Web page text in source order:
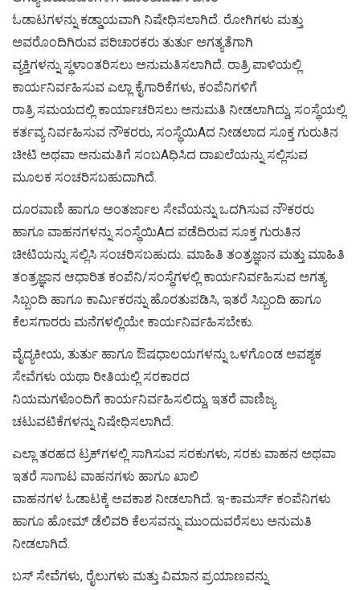
ಓಡಾಟಗಳನ್ನು ಕಡ್ಡಾಯವಾಗಿ ನಿಷೇಧಿಸಲಾಗಿದೆ. ರೋಗಿಗಳು ಮತ್ತು
ಅವರೊಂದಿಗಿರುವ ಪರಿಚಾರಕರು ತುರ್ತು ಅಗತ್ಯತೆಗಾಗಿ
ವ್ಯಕ್ತಿಗಳನ್ನು ಸ್ಥಳಾಂತರಿಸಲು ಅನುಮತಿಸಲಾಗಿದೆ. ರಾತ್ರಿ ಪಾಳಿಯಲ್ಲಿ
ಕಾರ್ಯನಿರ್ವಹಿಸುವ ಎಲ್ಲಾ ಕೈಗಾರಿಕೆಗಳು, ಕಂಪೆನಿಗಳಿಗೆ
ರಾತ್ರಿ ಸಮಯದಲ್ಲಿ ಕಾರ್ಯಾಚರಿಸಲು ಅನುಮತಿ ನೀಡಲಾಗಿದ್ದು, ಸಂಸ್ಥೆಯಲ್ಲಿ
ಕರ್ತವ್ಯ ನಿರ್ವಹಿಸುವ ನೌಕರರು, ಸಂಸ್ಥೆಯಿAದ ನೀಡಲಾದ ಸೂಕ್ತ ಗುರುತಿನ
ಚೀಟಿ ಅಥವಾ ಅನುಮತಿಗೆ ಸಂಬAಧಿಸಿದ ದಾಖಲೆಯನ್ನು ಸಲ್ಲಿಸುವ
ಮೂಲಕ ಸಂಚರಿಸಬಹುದಾಗಿದೆ.
ದೂರವಾಣಿ ಹಾಗೂ ಅಂತರ್ಜಾಲ ಸೇವೆಯನ್ನು ಒದಗಿಸುವ ನೌಕರರು
ಹಾಗೂ ವಾಹನಗಳನ್ನು ಸಂಸ್ಥೆಯಿAದ ಪಡೆದಿರುವ ಸೂಕ್ತ ಗುರುತಿನ
ಚೀಟಿಯನ್ನು ಸಲ್ಲಿಸಿ ಸಂಚರಿಸಬಹುದು. ಮಾಹಿತಿ ತಂತ್ರಜ್ಞಾನ ಮತ್ತು ಮಾಹಿತಿ
ತಂತ್ರಜ್ಞಾನ ಆಧಾರಿತ ಕಂಪೆನಿ/ಸಂಸ್ಥೆಗಳಲ್ಲಿ ಕಾರ್ಯನಿರ್ವಹಿಸುವ ಅಗತ್ಯ
ಸಿಬ್ಬಂದಿ ಹಾಗೂ ಕಾರ್ಮಿಕರನ್ನು ಹೊರತುಪಡಿಸಿ, ಇತರೆ ಸಿಬ್ಬಂದಿ ಹಾಗೂ
ಕೆಲಸಗಾರರು ಮನೆಗಳಲ್ಲಿಯೇ ಕಾರ್ಯನಿರ್ವಹಿಸಬೇಕು.
ವೈದ್ಯಕೀಯ, ತುರ್ತು ಹಾಗೂ ಔಷಧಾಲಯಗಳನ್ನು ಒಳಗೊಂಡ ಅವಶ್ಯಕ
ಸೇವೆಗಳು ಯಥಾ ರೀತಿಯಲ್ಲಿ ಸರಕಾರದ
ನಿಯಮಗಳೊಂದಿಗೆ ಕಾರ್ಯನಿರ್ವಹಿಸಲಿದ್ದು, ಇತರೆ ವಾಣಿಜ್ಯ
ಚಟುವಟಿಕೆಗಳನ್ನು ನಿಷೇಧಿಸಲಾಗಿದೆ.
ಎಲ್ಲಾ ತರಹದ ಟ್ರಕ್‌ಗಳಲ್ಲಿ ಸಾಗಿಸುವ ಸರಕುಗಳು, ಸರಕು ವಾಹನ ಅಥವಾ
ಇತರೆ ಸಾಗಾಟ ವಾಹನಗಳು ಹಾಗೂ ಖಾಲಿ
ವಾಹನಗಳ ಓಡಾಟಕ್ಕೆ ಅವಕಾಶ ನೀಡಲಾಗಿದೆ. ಇ-ಕಾಮರ್ಸ್ ಕಂಪೆನಿಗಳು
ಹಾಗೂ ಹೋಮ್ ಡೆಲಿವರಿ ಕೆಲಸವನ್ನು ಮುಂದುವರೆಸಲು ಅನುಮತಿ
ನೀಡಲಾಗಿದೆ.
ಬಸ್ ಸೇವೆಗಳು, ರೈಲುಗಳು ಮತ್ತು ವಿಮಾನ ಪ್ರಯಾಣವನ್ನು